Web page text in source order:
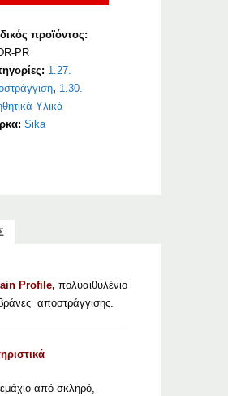
προϊόντος:
PR
1.27.
, 1.30.
Υλικά
Sika
Profile, πολυαιθυλένιο
αποστράγγισης.
από σκληρό,